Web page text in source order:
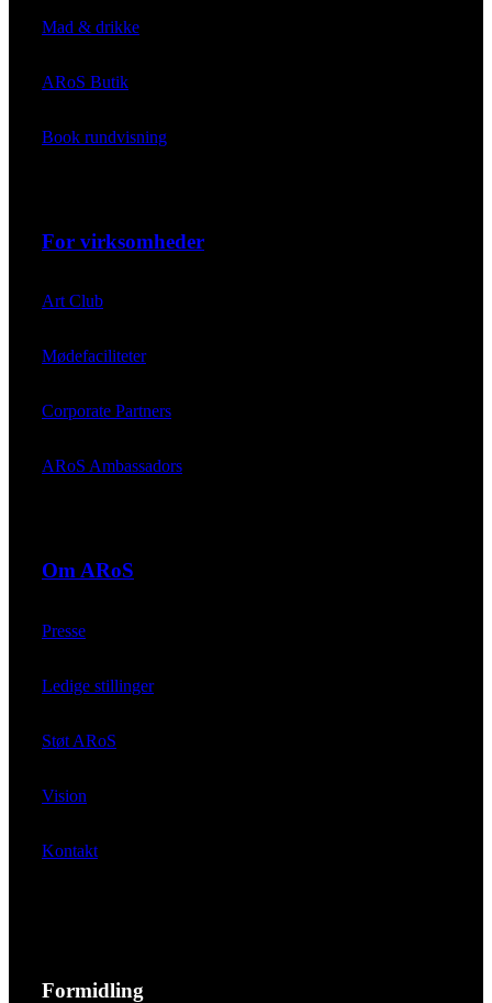
Mad & drikke
ARoS Butik
Book rundvisning
For virksomheder
Art Club
Mødefaciliteter
Corporate Partners
ARoS Ambassadors
Om ARoS
Presse
Ledige stillinger
Støt ARoS
Vision
Kontakt
Formidling